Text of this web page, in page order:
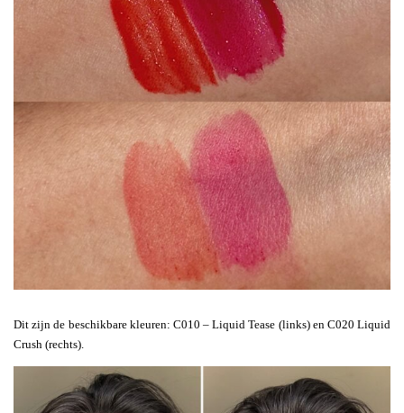
Dit zijn de beschikbare kleuren: C010 – Liquid Tease (links) en C020 Liquid
Crush (rechts).